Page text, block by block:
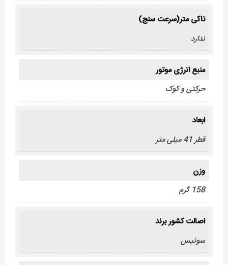
تاکی متر(سرعت سنج)
ندارد
منبع انرژی موتور
حرکتی و کوک
ابعاد
قطر 41 میلی متر
وزن
158 گرم
اصالت کشور برند
سوئیس